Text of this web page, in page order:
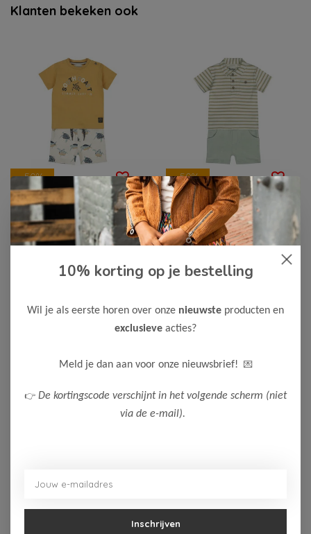
Klanten bekeken ook
-50%
Dirkje
Dirkje Jongens T-Shirt
23,99
-50%
Dirkje
Dirkje Jongens T-Shirt
12,50 24,99
-50%
10% korting op je bestelling
Wil je als eerste horen over onze nieuwste producten en
exclusieve acties?
Meld je dan aan voor onze nieuwsbrief! 💌
👉 De kortingscode verschijnt in het volgende scherm (niet
via de e-mail).
Inschrijven